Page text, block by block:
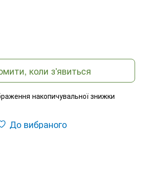
коли з'явиться
накопичувальної знижки
До вибраного